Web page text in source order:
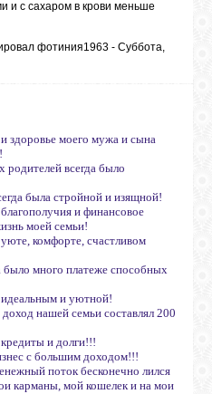
и с сахаром в крови меньше
фотиния1963 - Суббота,
здоровье моего мужа и сына
родителей всегда было
была стройной и изящной!
и финансовое
моей семьи!
уюте, комфорте, счастливом
было много платеже способных
и уютной!
нашей семьи составлял 200
кредиты и долги!!!
с большим доходом!!!
поток бесконечно лился
карманы, мой кошелек и на мои